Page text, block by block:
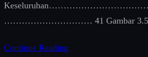
………………………… 41 Gambar 3.5
Continue Reading